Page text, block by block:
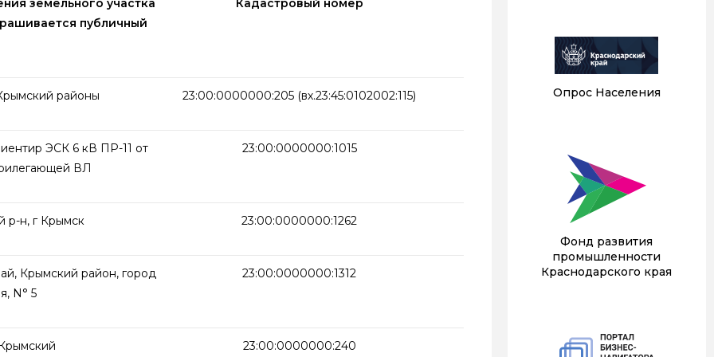
земельного участка
публичный
Кадастровый номер
районы 23:00:0000000:205 (вх.23:45:0102002:115)
ЭСК 6 кВ ПР-11 от
ВЛ
23:00:0000000:1015
р-н, г Крымск 23:00:0000000:1262
Крымский район, город
N° 5
23:00:0000000:1312
23:00:0000000:240
Опрос Населения
Фонд развития
промышленности
Краснодарского края